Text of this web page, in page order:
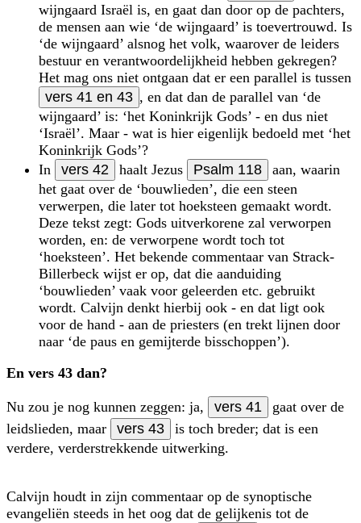
wijngaard Israël is, en gaat dan door op de pachters,
de mensen aan wie ‘de wijngaard’ is toevertrouwd. Is
‘de wijngaard’ alsnog het volk, waarover de leiders
bestuur en verantwoordelijkheid hebben gekregen?
Het mag ons niet ontgaan dat er een parallel is tussen
vers 41 en 43 , en dat dan de parallel van ‘de
wijngaard’ is: ‘het Koninkrijk Gods’ - en dus niet
‘Israël’. Maar - wat is hier eigenlijk bedoeld met ‘het
Koninkrijk Gods’?
In
vers 42 haalt Jezus Psalm 118
aan, waarin
het gaat over de ‘bouwlieden’, die een steen
verwerpen, die later tot hoeksteen gemaakt wordt.
Deze tekst zegt: Gods uitverkorene zal verworpen
worden, en: de verworpene wordt toch tot
‘hoeksteen’. Het bekende commentaar van Strack-
Billerbeck wijst er op, dat die aanduiding
‘bouwlieden’ vaak voor geleerden etc. gebruikt
wordt. Calvijn denkt hierbij ook - en dat ligt ook
voor de hand - aan de priesters (en trekt lijnen door
naar ‘de paus en gemijterde bisschoppen’).
En vers 43 dan?
Nu zou je nog kunnen zeggen: ja, vers 41
gaat over de
leidslieden, maar
vers 43
is toch breder; dat is een
verdere, verder­strekkende uitwerking.
Calvijn houdt in zijn commentaar op de synoptische
evangeliën steeds in het oog dat de gelijkenis tot de